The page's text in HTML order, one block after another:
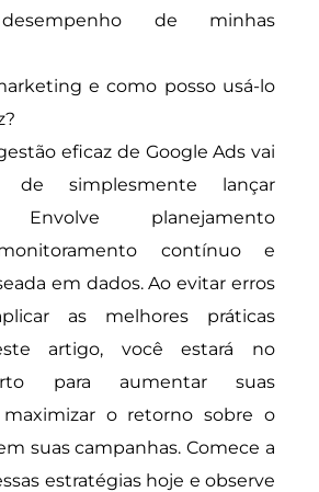
de minhas
e como posso usá-lo
eficaz de Google Ads vai
simplesmente lançar
Envolve planejamento
contínuo e
em dados. Ao evitar erros
as melhores práticas
artigo, você estará no
para aumentar suas
o retorno sobre o
suas campanhas. Comece a
estratégias hoje e observe